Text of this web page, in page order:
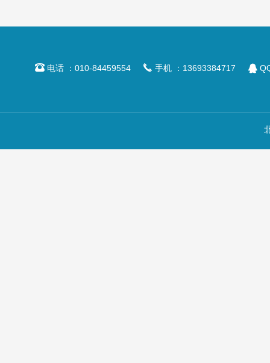
电话 ：010-84459554  手机 ：13693384717 